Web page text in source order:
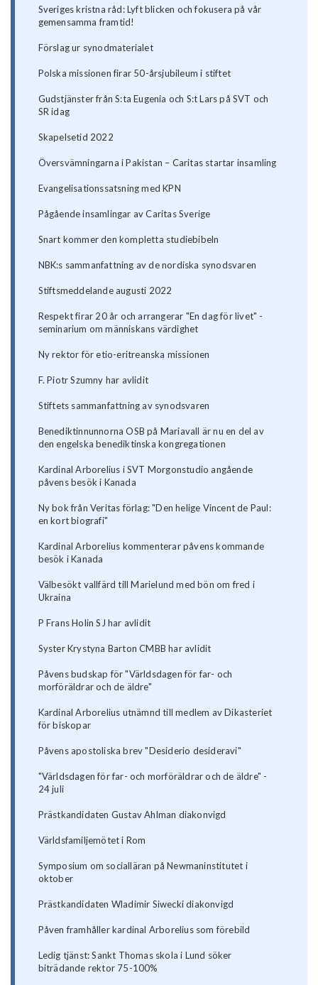
Sveriges kristna råd: Lyft blicken och fokusera på vår
gemensamma framtid!
Förslag ur synodmaterialet
Polska missionen firar 50-årsjubileum i stiftet
Gudstjänster från S:ta Eugenia och S:t Lars på SVT och
SR idag
Skapelsetid 2022
Översvämningarna i Pakistan – Caritas startar insamling
Evangelisationssatsning med KPN
Pågående insamlingar av Caritas Sverige
Snart kommer den kompletta studiebibeln
NBK:s sammanfattning av de nordiska synodsvaren
Stiftsmeddelande augusti 2022
Respekt firar 20 år och arrangerar "En dag för livet" -
seminarium om människans värdighet
Ny rektor för etio-eritreanska missionen
F. Piotr Szumny har avlidit
Stiftets sammanfattning av synodsvaren
Benediktinnunnorna OSB på Mariavall är nu en del av
den engelska benediktinska kongregationen
Kardinal Arborelius i SVT Morgonstudio angående
påvens besök i Kanada
Ny bok från Veritas förlag: "Den helige Vincent de Paul:
en kort biografi"
Kardinal Arborelius kommenterar påvens kommande
besök i Kanada
Välbesökt vallfärd till Marielund med bön om fred i
Ukraina
P Frans Holin SJ har avlidit
Syster Krystyna Barton CMBB har avlidit
Påvens budskap för "Världsdagen för far- och
morföräldrar och de äldre"
Kardinal Arborelius utnämnd till medlem av Dikasteriet
för biskopar
Påvens apostoliska brev "Desiderio desideravi"
"Världsdagen för far- och morföräldrar och de äldre" -
24 juli
Prästkandidaten Gustav Ahlman diakonvigd
Världsfamiljemötet i Rom
Symposium om socialläran på Newmaninstitutet i
oktober
Prästkandidaten Wladimir Siwecki diakonvigd
Påven framhåller kardinal Arborelius som förebild
Ledig tjänst: Sankt Thomas skola i Lund söker
biträdande rektor 75-100%